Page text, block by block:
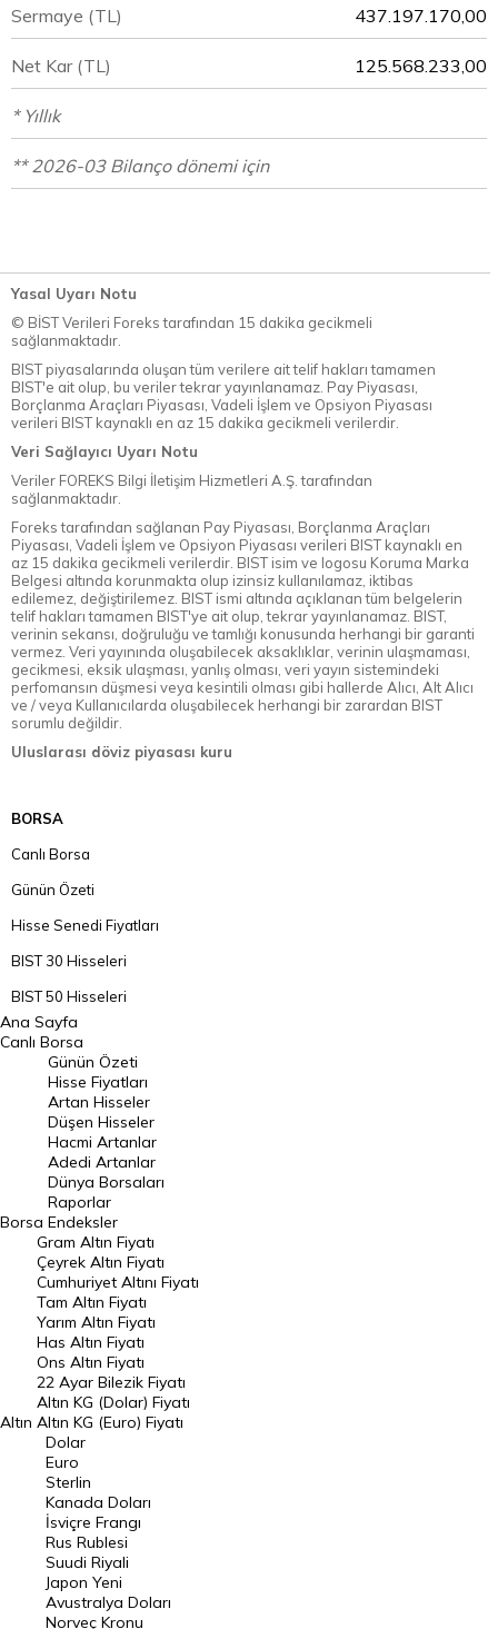
Sermaye (TL) 437.197.170,00
Net Kar (TL) 125.568.233,00
* Yıllık
** 2026-03 Bilanço dönemi için
Yasal Uyarı Notu
© BİST Verileri Foreks tarafından 15 dakika gecikmeli
sağlanmaktadır.
BIST piyasalarında oluşan tüm verilere ait telif hakları tamamen
BIST'e ait olup, bu veriler tekrar yayınlanamaz. Pay Piyasası,
Borçlanma Araçları Piyasası, Vadeli İşlem ve Opsiyon Piyasası
verileri BIST kaynaklı en az 15 dakika gecikmeli verilerdir.
Veri Sağlayıcı Uyarı Notu
Veriler FOREKS Bilgi İletişim Hizmetleri A.Ş. tarafından
sağlanmaktadır.
Foreks tarafından sağlanan Pay Piyasası, Borçlanma Araçları
Piyasası, Vadeli İşlem ve Opsiyon Piyasası verileri BIST kaynaklı en
az 15 dakika gecikmeli verilerdir. BIST isim ve logosu Koruma Marka
Belgesi altında korunmakta olup izinsiz kullanılamaz, iktibas
edilemez, değiştirilemez. BIST ismi altında açıklanan tüm belgelerin
telif hakları tamamen BIST'ye ait olup, tekrar yayınlanamaz. BIST,
verinin sekansı, doğruluğu ve tamlığı konusunda herhangi bir garanti
vermez. Veri yayınında oluşabilecek aksaklıklar, verinin ulaşmaması,
gecikmesi, eksik ulaşması, yanlış olması, veri yayın sistemindeki
perfomansın düşmesi veya kesintili olması gibi hallerde Alıcı, Alt Alıcı
ve / veya Kullanıcılarda oluşabilecek herhangi bir zarardan BIST
sorumlu değildir.
Uluslarası döviz piyasası kuru
BORSA
Canlı Borsa
Günün Özeti
Hisse Senedi Fiyatları
BIST 30 Hisseleri
BIST 50 Hisseleri
BIST 100 Hisseleri
En Çok Artan Hisseler
En Çok Düşen Hisseler
Hacmi Artanlar
Geçmiş Kapanışlar
Dünya Borsaları
Raporlar
Endeksler
DÖVİZ
Döviz Kuru
Dolar Kuru
Euro Kuru
Pound Kuru
Frank Kuru
Riyal Kuru
Avustralya Doları
Danimarka Kronu Kuru
Ana Sayfa
Canlı Borsa
Borsa
Günün Özeti
Hisse Fiyatları
Artan Hisseler
Düşen Hisseler
Hacmi Artanlar
Adedi Artanlar
Dünya Borsaları
Raporlar
Endeksler
Altın
Gram Altın Fiyatı
Çeyrek Altın Fiyatı
Cumhuriyet Altını Fiyatı
Tam Altın Fiyatı
Yarım Altın Fiyatı
Has Altın Fiyatı
Ons Altın Fiyatı
22 Ayar Bilezik Fiyatı
Altın KG (Dolar) Fiyatı
Altın KG (Euro) Fiyatı
Dolar
Euro
Sterlin
Kanada Doları
İsviçre Frangı
Rus Rublesi
Suudi Riyali
Japon Yeni
Avustralya Doları
Norveç Kronu